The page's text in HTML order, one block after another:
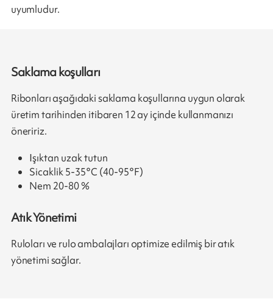
uyumludur.
Saklama koşulları
Ribonları aşağıdaki saklama koşullarına uygun olarak
üretim tarihinden itibaren 12 ay içinde kullanmanızı
öneririz.
Işıktan uzak tutun
Sicaklik 5-35°C (40-95°F)
Nem 20-80 %
Atık Yönetimi
Ruloları ve rulo ambalajları optimize edilmiş bir atık
yönetimi sağlar.